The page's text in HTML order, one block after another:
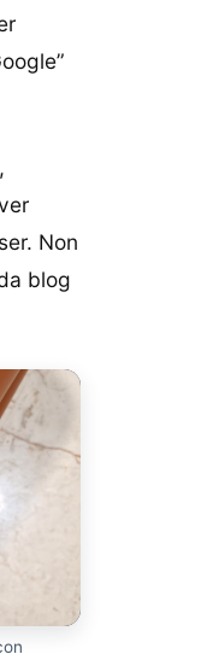
Non
blog